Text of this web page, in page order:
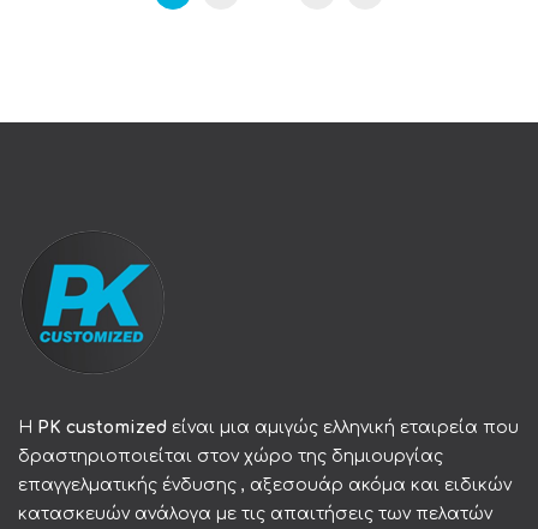
Η PK customized είναι μια αμιγώς ελληνική εταιρεία που
δραστηριοποιείται στον χώρο της δημιουργίας
επαγγελματικής ένδυσης , αξεσουάρ ακόμα και ειδικών
κατασκευών ανάλογα με τις απαιτήσεις των πελατών